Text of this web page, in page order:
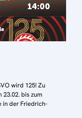
wird 125! Zu
bis zum
in der Friedrich-